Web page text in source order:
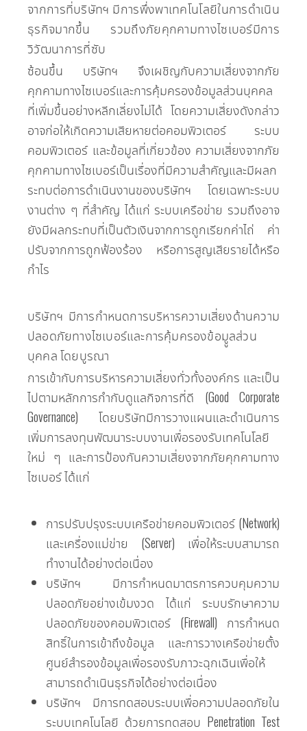
จากการที่บริษัทฯ มีการพึ่งพาเทคโนโลยีในการดำเนิน
ธุรกิจมากขึ้น รวมถึงภัยคุกคามทางไซเบอร์มีการ
วิวัฒนาการที่ซับ
ซ้อนขึ้น บริษัทฯ จึงเผชิญกับความเสี่ยงจากภัย
คุกคามทางไซเบอร์และการคุ้มครองข้อมูลส่วนบุคคล
ที่เพิ่มขึ้นอย่างหลีกเลี่ยงไม่ได้ โดยความเสี่ยงดังกล่าว
อาจก่อให้เกิดความเสียหายต่อคอมพิวเตอร์ ระบบ
คอมพิวเตอร์ และข้อมูลที่เกี่ยวข้อง ความเสี่ยงจากภัย
คุกคามทางไซเบอร์เป็นเรื่องที่มีความสำคัญและมีผลก
ระทบต่อการดำเนินงานของบริษัทฯ โดยเฉพาะระบบ
งานต่าง ๆ ที่สำคัญ ได้แก่ ระบบเครือข่าย รวมถึงอาจ
ยังมีผลกระทบที่เป็นตัวเงินจากการถูกเรียกค่าไถ่ ค่า
ปรับจากการถูกฟ้องร้อง หรือการสูญเสียรายได้หรือ
กำไร
บริษัทฯ มีการกำหนดการบริหารความเสี่ยงด้านความ
ปลอดภัยทางไซเบอร์และการคุ้มครองข้อมููลส่วน
บุคคล โดยบูรณา
การเข้ากับการบริหารความเสี่ยงทั่วทั้งองค์กร และเป็น
ไปตามหลักการกำกับดูแลกิจการที่ดี (Good Corporate
Governance) โดยบริษัทมีการวางแผนและดำเนินการ
เพิ่มการลงทุนพัฒนาระบบงานเพื่อรองรับเทคโนโลยี
ใหม่ ๆ และการป้องกันความเสี่ยงจากภัยคุกคามทาง
ไซเบอร์ ได้แก่
การปรับปรุงระบบเครือข่ายคอมพิวเตอร์ (Network)
และเครื่องแม่ข่าย (Server) เพื่อให้ระบบสามารถ
ทำงานได้อย่างต่อเนื่อง
บริษัทฯ มีการกำหนดมาตรการควบคุมความ
ปลอดภัยอย่างเข้มงวด ได้แก่ ระบบรักษาความ
ปลอดภัยของคอมพิวเตอร์ (Firewall) การกำหนด
สิทธิ์ในการเข้าถึงข้อมูล และการวางเครือข่ายตั้ง
ศูนย์สำรองข้อมูลเพื่อรองรับภาวะฉุกเฉินเพื่อให้
สามารถดำเนินธุรกิจได้อย่างต่อเนื่อง
บริษัทฯ มีการทดสอบระบบเพื่อความปลอดภัยใน
ระบบเทคโนโลยี ด้วยการทดสอบ Penetration Test